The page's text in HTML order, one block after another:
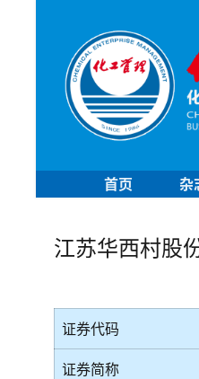
首页 杂
江苏华西村股
证券代码
证券简称